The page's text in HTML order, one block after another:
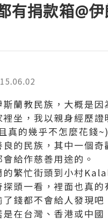
有捐款箱@伊
蘭教民族，大概是
坐，我以親身經歷
真的幾乎不怎麼花錢
的民族，其中一個
給作慈善用途的。
的繁忙街頭到小村
頭一看，裡面也真
了錢都不會給人發現
在台灣、香港或中